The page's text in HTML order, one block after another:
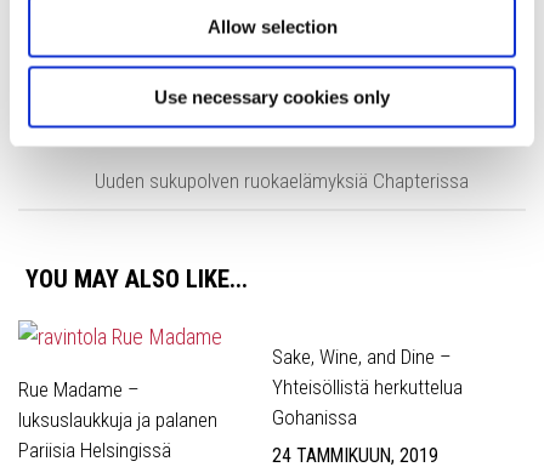
Allow selection
Use necessary cookies only
NEXT STORY
Uuden sukupolven ruokaelämyksiä Chapterissa
YOU MAY ALSO LIKE...
Rue Madame –
luksuslaukkuja ja palanen
Pariisia Helsingissä
Sake, Wine, and Dine –
Yhteisöllistä herkuttelua
Gohanissa
24 TAMMIKUUN, 2019